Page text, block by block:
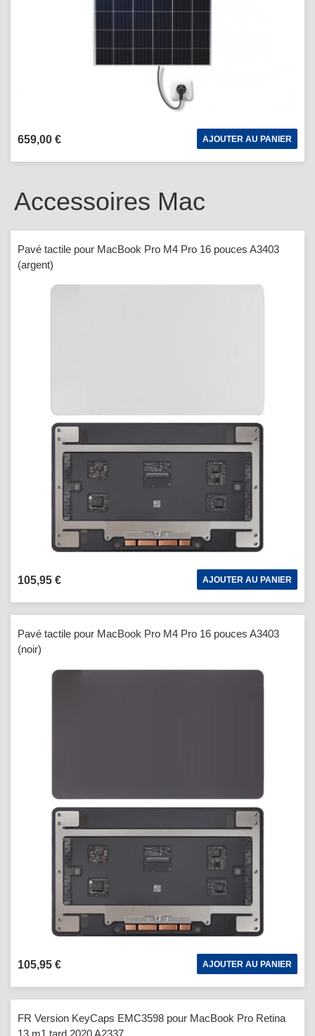
659,00 € AJOUTER AU PANIER
Accessoires Mac
Pavé tactile pour MacBook Pro M4 Pro 16 pouces A3403
(argent)
105,95 € AJOUTER AU PANIER
Pavé tactile pour MacBook Pro M4 Pro 16 pouces A3403
(noir)
105,95 € AJOUTER AU PANIER
FR Version KeyCaps EMC3598 pour MacBook Pro Retina
13 m1 tard 2020 A2337